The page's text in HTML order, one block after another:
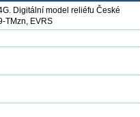
Digitální model reliéfu České
TMzn, EVRS